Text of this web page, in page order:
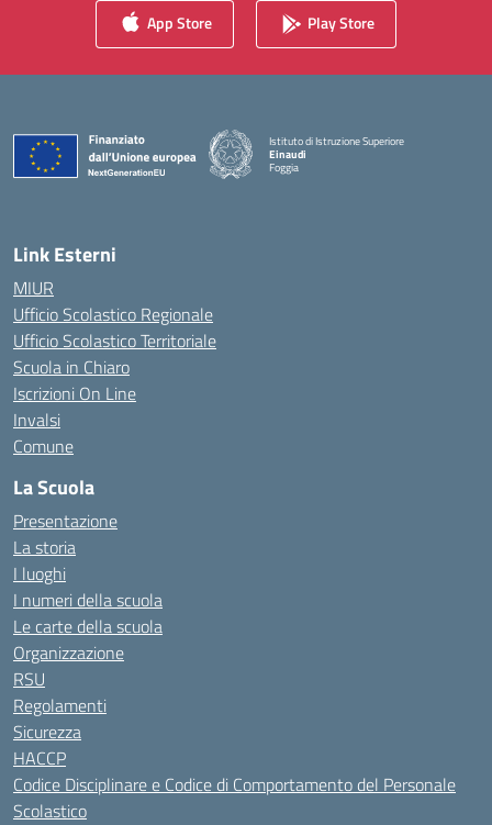
App Store Play Store
Istituto di Istruzione Superiore
Einaudi
Foggia
— Visita la pagina iniziale della scuola
Link Esterni
MIUR
Ufficio Scolastico Regionale
Ufficio Scolastico Territoriale
Scuola in Chiaro
Iscrizioni On Line
Invalsi
Comune
La Scuola
Presentazione
La storia
I luoghi
I numeri della scuola
Le carte della scuola
Organizzazione
RSU
Regolamenti
Sicurezza
HACCP
Codice Disciplinare e Codice di Comportamento del Personale
Scolastico